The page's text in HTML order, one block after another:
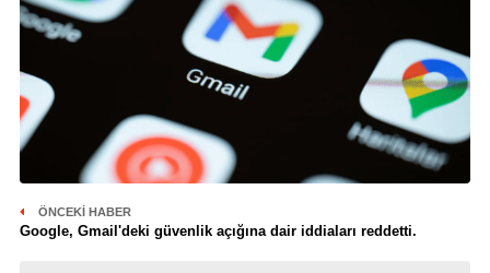
ÖNCEKI HABER
Google, Gmail'deki güvenlik açığına dair iddiaları reddetti.